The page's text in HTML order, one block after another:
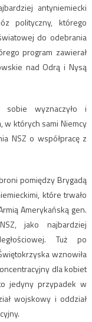
antyniemiecki
polityczny, którego
do odebrania
program zawierał
nad Odrą i Nysą
wyznaczyło i
których sami Niemcy
NSZ o współpracę z
pomiędzy Brygadą
które trwało
Amerykańską gen.
jako najbardziej
Tuż po
wznowiła
dla kobiet
jedyny przypadek w
wojskowy i oddział